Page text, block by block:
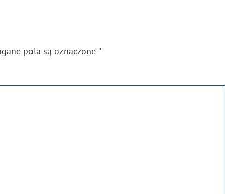
pola są oznaczone *